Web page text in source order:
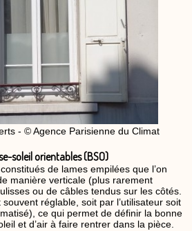
- © Agence Parisienne du Climat
soleil orientables (BSO)
de lames empilées que l’on
manière verticale (plus rarement
ou de câbles tendus sur les côtés.
réglable, soit par l’utilisateur soit
ce qui permet de définir la bonne
et d’air à faire rentrer dans la pièce.